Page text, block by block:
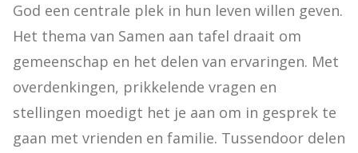
God een centrale plek in hun leven willen geven.
Het thema van Samen aan tafel draait om
gemeenschap en het delen van ervaringen. Met
overdenkingen, prikkelende vragen en
stellingen moedigt het je aan om in gesprek te
gaan met vrienden en familie. Tussendoor delen